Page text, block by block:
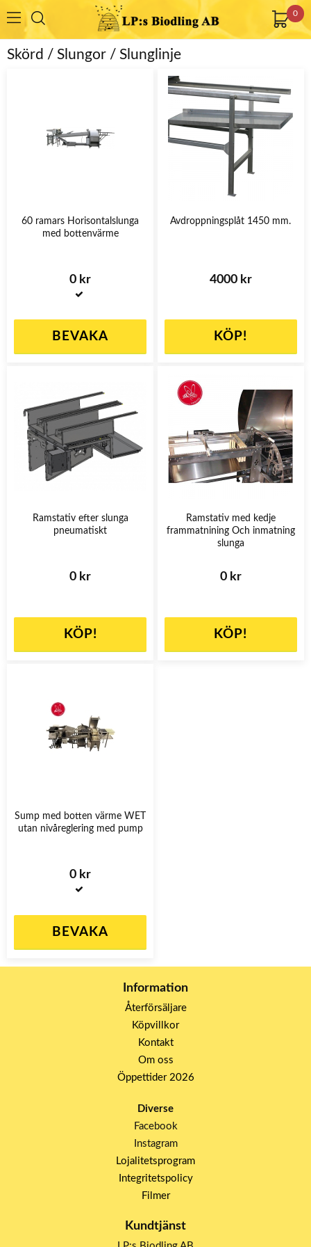
0
Skörd / Slungor / Slunglinje
60 ramars Horisontalslunga
med bottenvärme
0 kr
BEVAKA
Avdroppningsplåt 1450 mm.
4000 kr
KÖP!
Ramstativ efter slunga
pneumatiskt
0 kr
KÖP!
Ramstativ med kedje
frammatnining Och inmatning
slunga
0 kr
KÖP!
Sump med botten värme WET
utan nivåreglering med pump
0 kr
BEVAKA
Information
Återförsäljare
Köpvillkor
Kontakt
Om oss
Öppettider 2026
Diverse
Facebook
Instagram
Lojalitetsprogram
Integritetspolicy
Filmer
Kundtjänst